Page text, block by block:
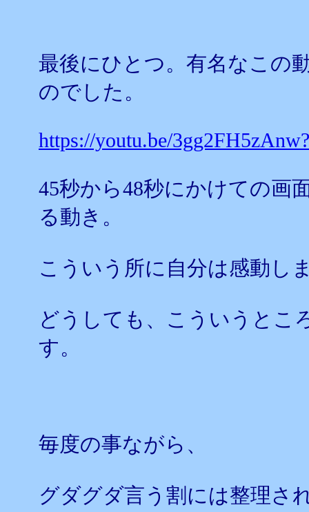
最後にひとつ。有名なこの
のでした。
https://youtu.be/
45秒から48秒にかけての画
る動き。
こういう所に自分は感動し
どうしても、こういうとこ
す。
毎度の事ながら、
グダグダ言う割には整理さ